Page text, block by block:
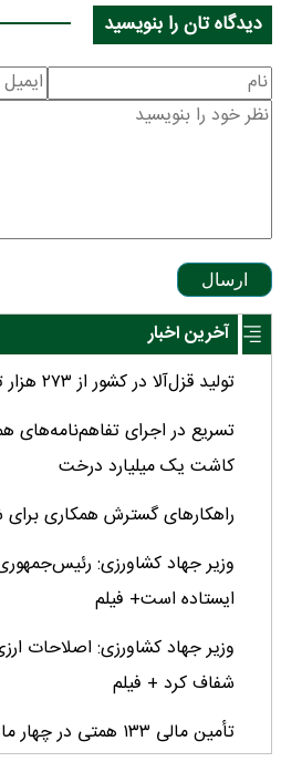
دیدگاه تان را بنویسید
ارسال
آخرین اخبار
تولید قزل‌آلا در کشور از ۲۷۳ هزار تن عبور کرد
تسریع در اجرای تفاهم‌نامه‌های
کاشت یک میلیارد درخت
راهکارهای گسترش همکاری
وزیر جهاد کشاورزی:
ایستاده است+ فیلم
وزیر جهاد کشاورزی: اصلاحات
شفاف کرد + فیلم
تأمین مالی ۱۳۳